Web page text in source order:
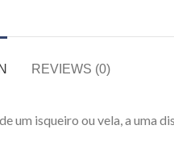
REVIEWS (0)
isqueiro ou vela, a uma